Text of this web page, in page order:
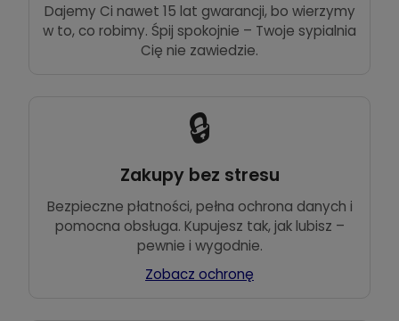
Dajemy Ci nawet 15 lat gwarancji, bo wierzymy
w to, co robimy. Śpij spokojnie – Twoje sypialnia
Cię nie zawiedzie.
🔒
Zakupy bez stresu
Bezpieczne płatności, pełna ochrona danych i
pomocna obsługa. Kupujesz tak, jak lubisz –
pewnie i wygodnie.
Zobacz ochronę